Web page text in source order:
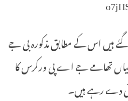
ہیں اس کے مطابق مذکورہ بی جے
تھامے جے اے پی ورکرس کا
دے رہے ہیں۔